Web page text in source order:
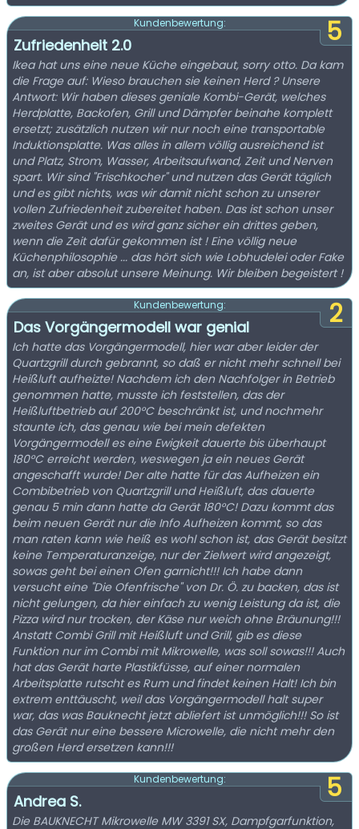
5
Kundenbewertung:
Zufriedenheit 2.0
Ikea hat uns eine neue Küche eingebaut, sorry otto. Da kam
die Frage auf: Wieso brauchen sie keinen Herd ? Unsere
Antwort: Wir haben dieses geniale Kombi-Gerät, welches
Herdplatte, Backofen, Grill und Dämpfer beinahe komplett
ersetzt; zusätzlich nutzen wir nur noch eine transportable
Induktionsplatte. Was alles in allem völlig ausreichend ist
und Platz, Strom, Wasser, Arbeitsaufwand, Zeit und Nerven
spart. Wir sind "Frischkocher" und nutzen das Gerät täglich
und es gibt nichts, was wir damit nicht schon zu unserer
vollen Zufriedenheit zubereitet haben. Das ist schon unser
zweites Gerät und es wird ganz sicher ein drittes geben,
wenn die Zeit dafür gekommen ist ! Eine völlig neue
Küchenphilosophie ... das hört sich wie Lobhudelei oder Fake
an, ist aber absolut unsere Meinung. Wir bleiben begeistert !
2
Kundenbewertung:
Das Vorgängermodell war genial
Ich hatte das Vorgängermodell, hier war aber leider der
Quartzgrill durch gebrannt, so daß er nicht mehr schnell bei
Heißluft aufheizte! Nachdem ich den Nachfolger in Betrieb
genommen hatte, musste ich feststellen, das der
Heißluftbetrieb auf 200°C beschränkt ist, und nochmehr
staunte ich, das genau wie bei mein defekten
Vorgängermodell es eine Ewigkeit dauerte bis überhaupt
180°C erreicht werden, weswegen ja ein neues Gerät
angeschafft wurde! Der alte hatte für das Aufheizen ein
Combibetrieb von Quartzgrill und Heißluft, das dauerte
genau 5 min dann hatte da Gerät 180°C! Dazu kommt das
beim neuen Gerät nur die Info Aufheizen kommt, so das
man raten kann wie heiß es wohl schon ist, das Gerät besitzt
keine Temperaturanzeige, nur der Zielwert wird angezeigt,
sowas geht bei einen Ofen garnicht!!! Ich habe dann
versucht eine "Die Ofenfrische" von Dr. Ö. zu backen, das ist
nicht gelungen, da hier einfach zu wenig Leistung da ist, die
Pizza wird nur trocken, der Käse nur weich ohne Bräunung!!!
Anstatt Combi Grill mit Heißluft und Grill, gib es diese
Funktion nur im Combi mit Mikrowelle, was soll sowas!!! Auch
hat das Gerät harte Plastikfüsse, auf einer normalen
Arbeitsplatte rutscht es Rum und findet keinen Halt! Ich bin
extrem enttäuscht, weil das Vorgängermodell halt super
war, das was Bauknecht jetzt abliefert ist unmöglich!!! So ist
das Gerät nur eine bessere Microwelle, die nicht mehr den
großen Herd ersetzen kann!!!
5
Kundenbewertung:
Andrea S.
Die BAUKNECHT Mikrowelle MW 3391 SX, Dampfgarfunktion,